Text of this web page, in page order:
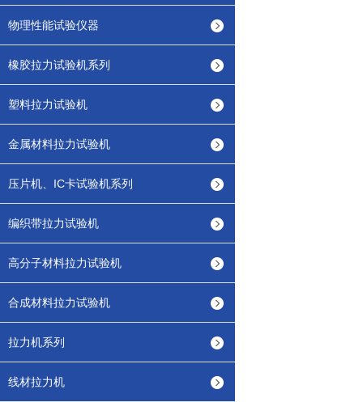
物理性能试验仪器
橡胶拉力试验机系列
塑料拉力试验机
金属材料拉力试验机
压片机、IC卡试验机系列
编织带拉力试验机
高分子材料拉力试验机
合成材料拉力试验机
拉力机系列
线材拉力机